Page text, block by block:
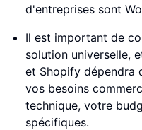
d'entreprises sont
Il est important de
solution universelle,
et Shopify dépendra
vos besoins
technique, votre
spécifiques.